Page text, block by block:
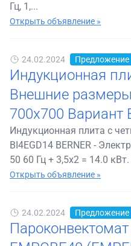
Гц, 1,...
Открыть объявление »
24.02.2024 Предложение
Индукционная
Внешние
700x700 Вариант
Индукционная плита c
BI4EGD14 BERNER -
50 60 Гц + 3,5х2 = 14.0
Открыть объявление »
24.02.2024 Предложение